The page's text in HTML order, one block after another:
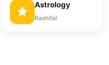
Astrology
Rashifal